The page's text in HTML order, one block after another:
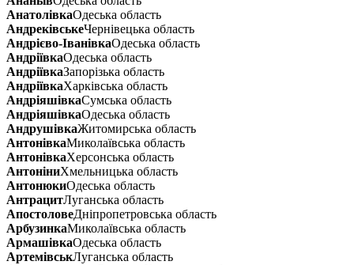
АнатолівкаОдеська область
АндреківськеЧернівецька область
Андрієво-ІванівкаОдеська область
АндріївкаОдеська область
АндріївкаЗапорізька область
АндріївкаХарківська область
АндріяшівкаСумська область
АндріяшівкаОдеська область
АндрушівкаЖитомирська область
АнтонівкаМиколаївська область
АнтонівкаХерсонська область
АнтоніниХмельницька область
АнтонюкиОдеська область
АнтрацитЛуганська область
АпостоловеДніпропетровська область
АрбузинкаМиколаївська область
АрмашівкаОдеська область
АртемівськЛуганська область